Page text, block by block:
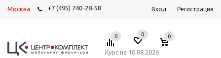
Москва +7 (495) 740-28-58 Вход Регистрация
0 0 0
Курс на 10.08.2026